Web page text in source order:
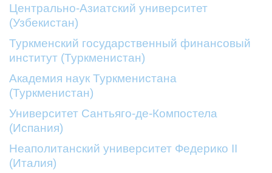
Центрально-Азиатский университет
(Узбекистан)
Туркменский государственный финансовый
институт (Туркменистан)
Академия наук Туркменистана
(Туркменистан)
Университет Сантьяго-де-Компостела
(Испания)
Неаполитанский университет Федерико II
(Италия)